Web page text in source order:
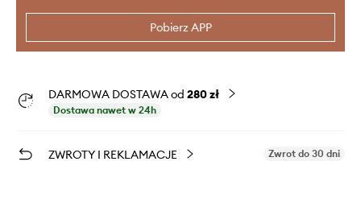
Pobierz APP
DARMOWA DOSTAWA od 280 zł
Dostawa nawet w 24h
ZWROTY I REKLAMACJE Zwrot do 30 dni